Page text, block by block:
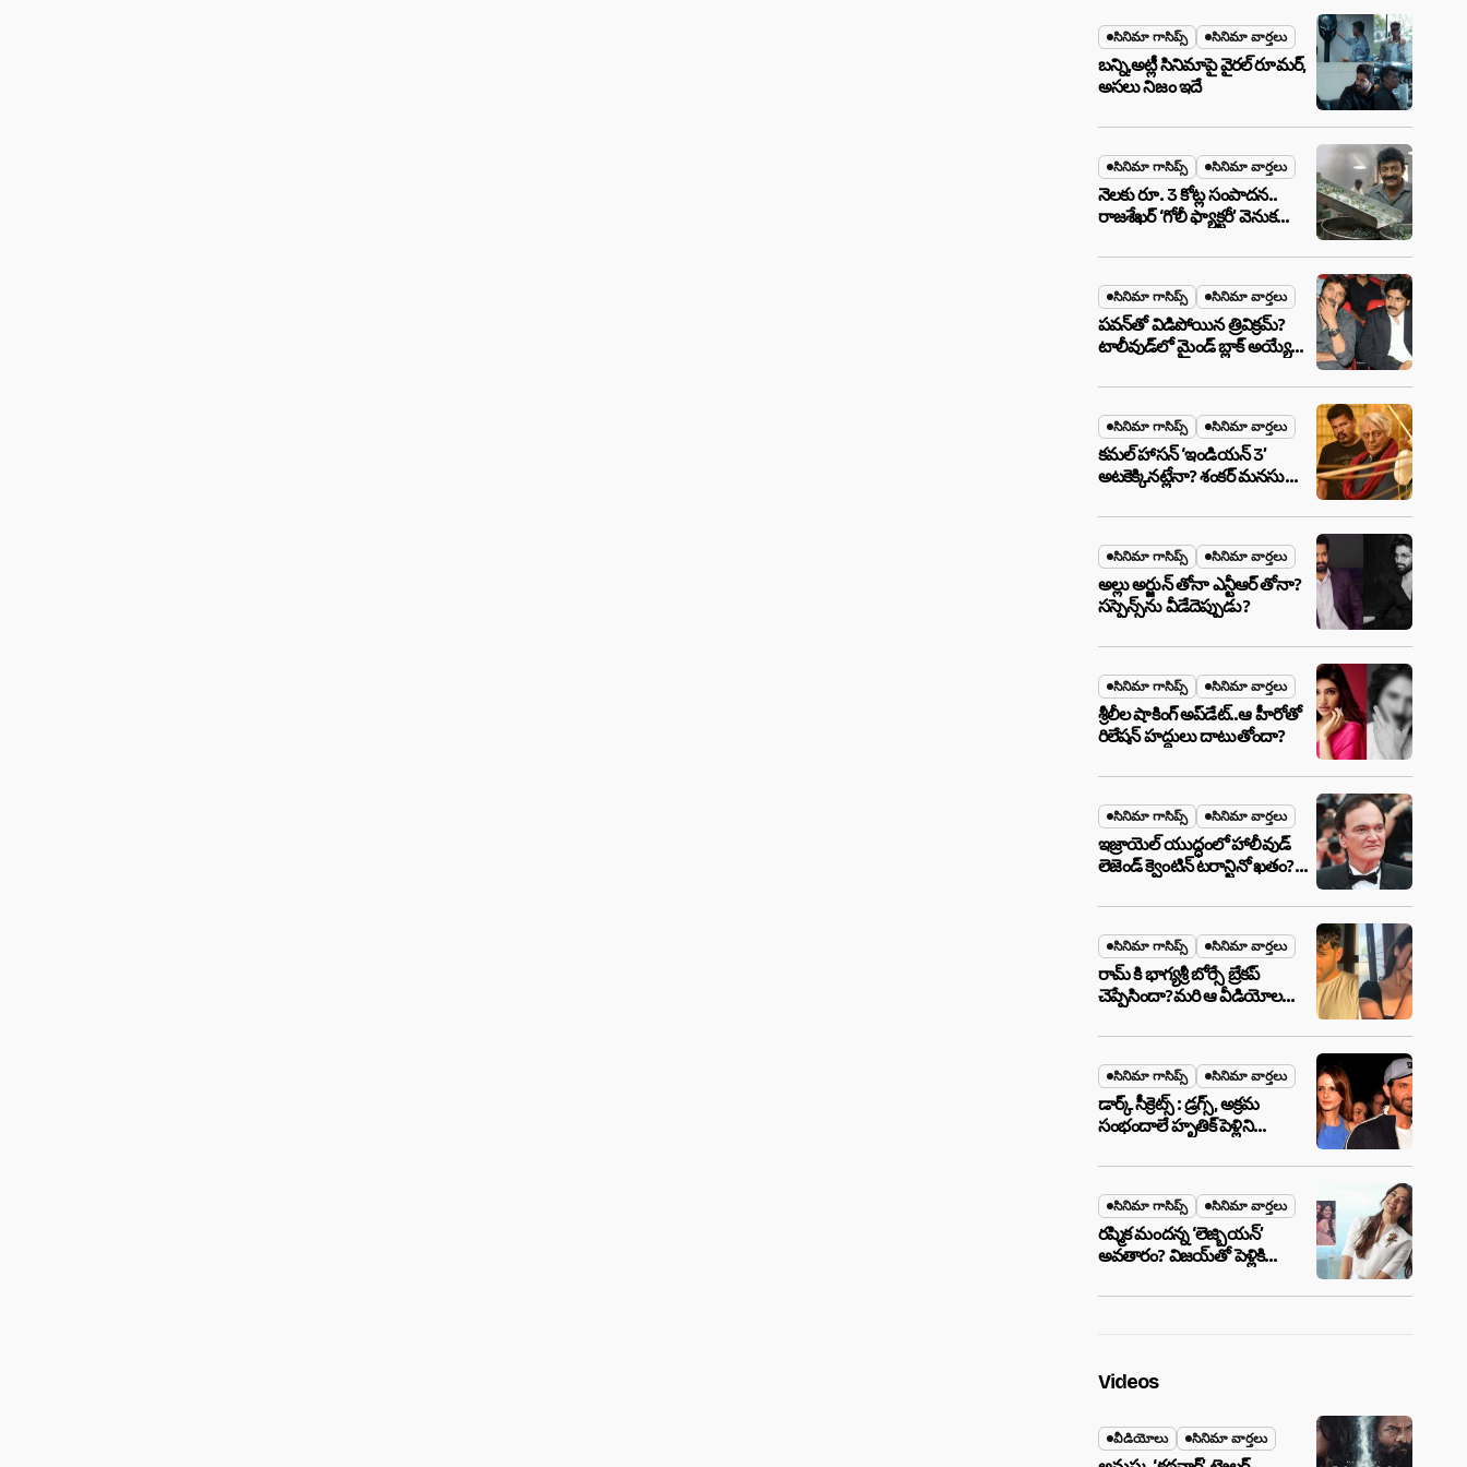
సినిమా గాసిప్స్ సినిమా వార్తలు
బన్ని,అట్లీ సినిమాపై వైరల్ రూమర్,
అసలు నిజం ఇదే
సినిమా గాసిప్స్ సినిమా వార్తలు
నెలకు రూ. 3 కోట్ల సంపాదన..
రాజశేఖర్ ‘గోలీ ఫ్యాక్టరీ’ వెనుక
సినిమా గాసిప్స్ సినిమా వార్తలు
పవన్‌తో విడిపోయిన త్రివిక్రమ్?
టాలీవుడ్‌లో మైండ్ బ్లాక్ అయ్యే
సినిమా గాసిప్స్ సినిమా వార్తలు
కమల్ హాసన్ ‘ఇండియన్ 3’
అటకెక్కినట్లేనా? శంకర్ మనసులో
జరుగుతోంది!
సినిమా గాసిప్స్ సినిమా వార్తలు
అల్లు అర్జున్ తోనా ఎన్టీఆర్ తోనా?
సస్పెన్స్‌ను వీడేదెప్పుడు?
సినిమా గాసిప్స్ సినిమా వార్తలు
శ్రీలీల షాకింగ్ అప్‌డేట్..ఆ హీరోతో
రిలేషన్ హద్దులు దాటుతోందా?
సినిమా గాసిప్స్ సినిమా వార్తలు
ఇజ్రాయెల్ యుద్ధంలో హాలీవుడ్
లెజెండ్ క్వెంటిన్ టరాన్టినో ఖతం?
బూడిదయ్యారా? అసలు నిజం
ఇదీ!
సినిమా గాసిప్స్ సినిమా వార్తలు
రామ్ కి భాగ్యశ్రీ బోర్సే బ్రేకప్
చెప్పేసిందా?మరి ఆ వీడియోల
సినిమా గాసిప్స్ సినిమా వార్తలు
డార్క్ సీక్రెట్స్ : డ్రగ్స్, అక్రమ
సంభందాలే హృతిక్ పెళ్లిని
సినిమా గాసిప్స్ సినిమా వార్తలు
రష్మిక మందన్న ‘లెజ్బియన్’
అవతారం? విజయ్‌తో పెళ్లికి
,నిజమేనా?
Videos
వీడియోలు సినిమా వార్తలు